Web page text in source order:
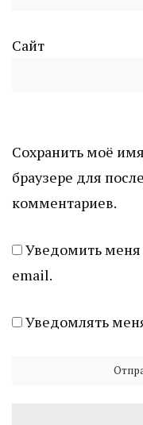
Сайт
Сохранить моё
браузере для
комментариев.
Уведомить
email.
Уведомлять